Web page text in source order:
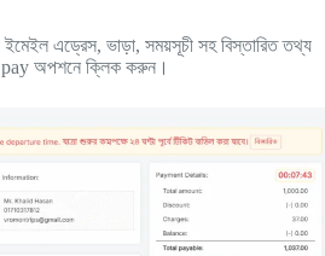
ইমেইল এড্রেস, ভাড়া, সময়সূচী সহ বিস্তারিত তথ্য
pay অপশনে ক্লিক করুন।